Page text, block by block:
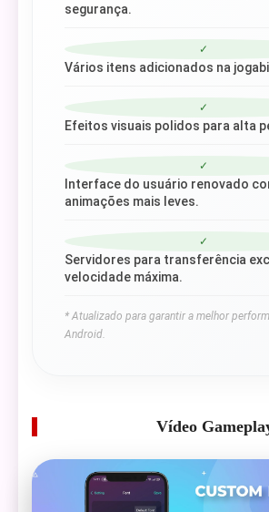
segurança.
✓
Vários itens adicionados na
✓
Efeitos visuais polidos para alta
✓
Interface do usuário renovado
animações mais leves.
✓
Servidores para transferência
velocidade máxima.
* Atualizado para garantir a melhor
Android.
Vídeo